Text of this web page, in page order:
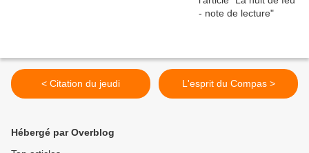
< Citation du jeudi L'esprit du Compas >
Hébergé par Overblog